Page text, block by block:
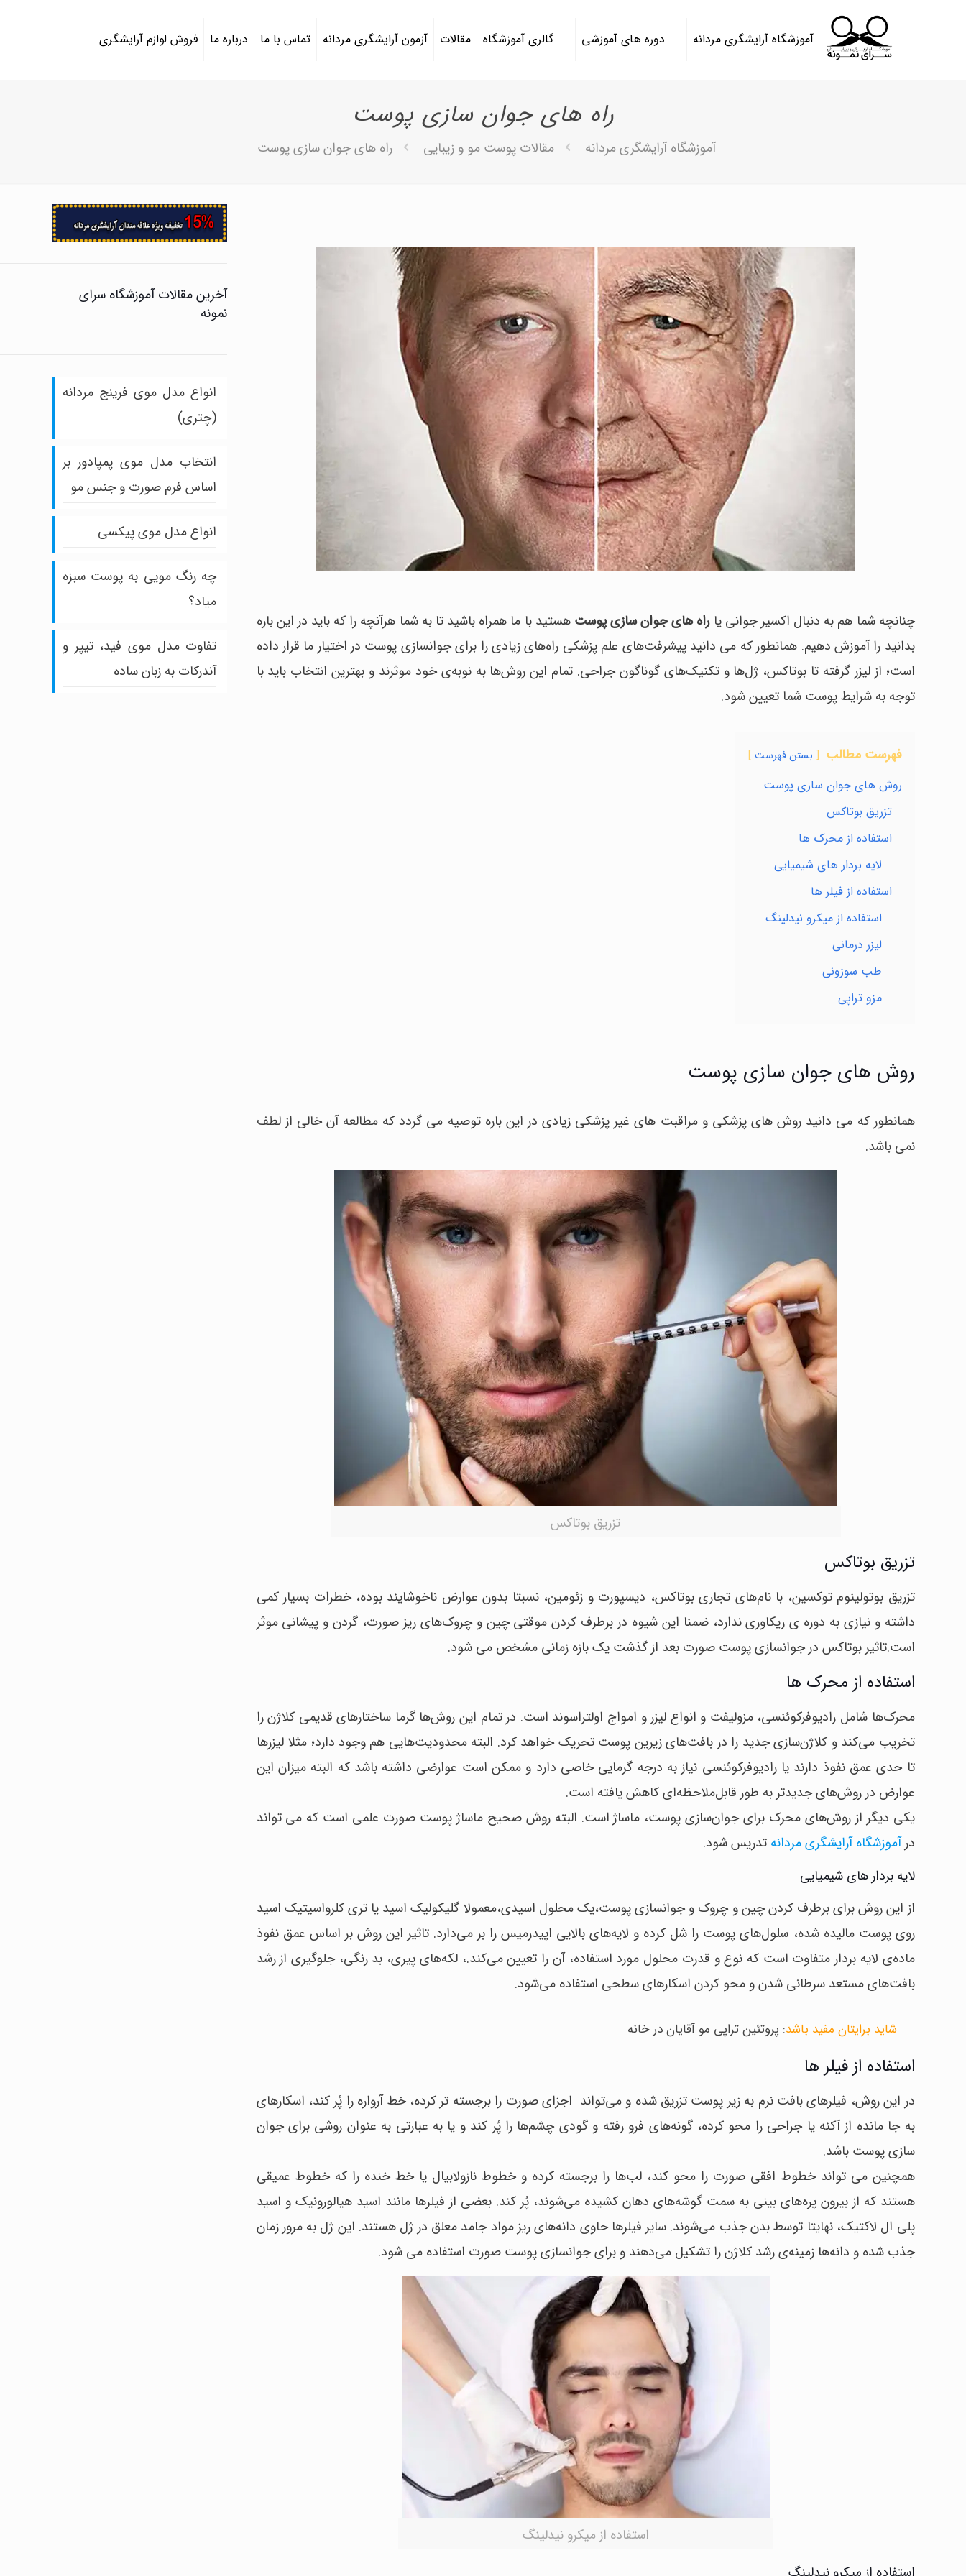
آموزشگاه آرایشگری مردانه دوره های آموزشی گالری آموزشگاه مقالات آزمون آرایشگری مردانه تماس با ما درباره ما فروش لوازم آرایشگری
راه های جوان سازی پوست
آموزشگاه آرایشگری مردانه مقالات پوست مو و زیبایی راه های جوان سازی پوست
چنانچه شما هم به دنبال اکسیر جوانی یاراه های جوان سازی پوست هستید با ما همراه باشید تا به شما هرآنچه را که باید در این باره
بدانید را آموزش دهیم. همانطور که می دانید پیشرفت‌های علم پزشکی راه‌های زیادی را برای جوانسازی پوست در اختیار ما قرار داده‌
است؛ از لیزر گرفته تا بوتاکس، ژل‌ها و تکنیک‌های گوناگون جراحی. تمام این روش‌ها به نوبه‌ی خود موثرند و بهترین انتخاب باید با
توجه به شرایط پوست شما تعیین شود.
فهرست مطالب بستن فهرست
روش های جوان سازی پوست
تزریق بوتاکس
استفاده از محرک ها
لایه بردار های شیمیایی
استفاده از فیلر ها
استفاده از میکرو نیدلینگ
لیزر درمانی
طب سوزونی
مزو تراپی
روش های جوان سازی پوست
همانطور که می دانید روش های پزشکی و مراقبت های غیر پزشکی زیادی در این باره توصیه می گردد که مطالعه آن خالی از لطف
نمی باشد.
تزریق بوتاکس
تزریق بوتاکس
تزریق بوتولینوم توکسین، با نام‌های تجاری بوتاکس، دیسپورت و زئومین، نسبتا بدون عوارض ناخوشایند بوده، خطرات بسیار کمی
داشته و نیازی به دوره‌ ی ریکاوری ندارد، ضمنا این شیوه در برطرف کردن موقتی چین و چروک‌های ریز صورت، گردن و پیشانی موثر
است.تاثیر بوتاکس در جوانسازی پوست صورت بعد از گذشت یک بازه زمانی مشخص می شود.
استفاده از محرک ها
محرک‌ها شامل رادیوفرکوئنسی، مزولیفت و انواع لیزر و امواج اولتراسوند است. در تمام این روش‌ها گرما ساختارهای قدیمی‌ کلاژن را
تخریب می‌کند و کلاژن‌سازی جدید را در بافت‌های زیرین پوست تحریک خواهد کرد. البته محدودیت‌هایی هم وجود دارد؛ مثلا لیزرها
تا حدی عمق نفوذ دارند یا رادیوفرکوئنسی نیاز به درجه گرمایی خاصی دارد و ممکن است عوارضی داشته باشد که البته میزان این
عوارض در روش‌های جدیدتر به طور قابل‌ملاحظه‌ای کاهش یافته است.
یکی دیگر از روش‌های محرک برای جوان‌سازی پوست، ماساژ است. البته روش صحیح ماساژ پوست صورت علمی است که می تواند
درآموزشگاه آرایشگری مردانه تدریس شود.
لایه بردار های شیمیایی
از این روش برای برطرف کردن چین و چروک و جوانسازی پوست،یک محلول اسیدی،معمولا گلیکولیک اسید یا تری کلرواسیتیک اسید
روی پوست مالیده شده، سلول‌های پوست را شل کرده و لایه‌های بالایی اپیدرمیس را بر می‌دارد. تاثیر این روش بر اساس عمق نفوذ
ماده‌ی لایه‌ بردار متفاوت است که نوع و قدرت محلول مورد استفاده، آن را تعیین می‌کند.، لکه‌های پیری، بد رنگی، جلوگیری از رشد
بافت‌های مستعد سرطانی شدن و محو کردن اسکارهای سطحی استفاده می‌شود.
شاید برایتان مفید باشد: پروتئین تراپی مو آقایان در خانه
استفاده از فیلر ها
در این روش، فیلرهای بافت نرم به زیر پوست تزریق شده و می‌تواند اجزای صورت را برجسته‌ تر کرده، خط آرواره را پُر کند، اسکارهای
به جا مانده از آکنه یا جراحی را محو کرده، گونه‌های فرو رفته و گودی چشم‌ها را پُر کند و یا به عبارتی به عنوان روشی برای جوان
سازی پوست باشد.
همچنین می تواند خطوط افقی صورت را محو کند، لب‌ها را برجسته کرده و خطوط نازولابیال یا خط خنده را که خطوط عمیقی
هستند که از بیرون پر‌ه‌های بینی به سمت گوشه‌های دهان کشیده می‌شوند، پُر کند. بعضی از فیلرها مانند اسید هیالورونیک و اسید
پلی ال لاکتیک، نهایتا توسط بدن جذب می‌شوند. سایر فیلرها حاوی دانه‌های ریز مواد جامد معلق در ژل هستند. این ژل به مرور زمان
جذب شده و دانه‌ها زمینه‌ی رشد کلاژن را تشکیل می‌دهند و برای جوانسازی پوست صورت استفاده می شود.
استفاده از میکرو نیدلینگ
آخرین مقالات آموزشگاه سرای
نمونه
انواع مدل موی فرینج مردانه
(چتری)
انتخاب مدل موی پمپادور بر
اساس فرم صورت و جنس مو
انواع مدل موی پیکسی
چه رنگ مویی به پوست سبزه
میاد؟
تفاوت مدل موی فید، تیپر و
آندرکات به زبان ساده